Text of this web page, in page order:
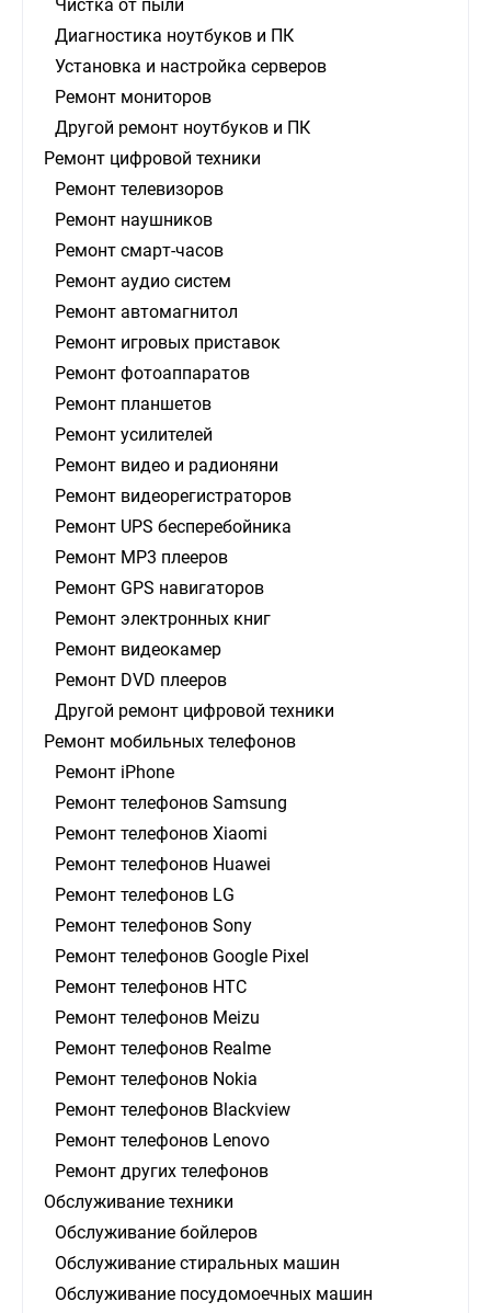
Чистка от пыли
Диагностика ноутбуков и ПК
Установка и настройка серверов
Ремонт мониторов
Другой ремонт ноутбуков и ПК
Ремонт цифровой техники
Ремонт телевизоров
Ремонт наушников
Ремонт смарт-часов
Ремонт аудио систем
Ремонт автомагнитол
Ремонт игровых приставок
Ремонт фотоаппаратов
Ремонт планшетов
Ремонт усилителей
Ремонт видео и радионяни
Ремонт видеорегистраторов
Ремонт UPS бесперебойника
Ремонт MP3 плееров
Ремонт GPS навигаторов
Ремонт электронных книг
Ремонт видеокамер
Ремонт DVD плееров
Другой ремонт цифровой техники
Ремонт мобильных телефонов
Ремонт iPhone
Ремонт телефонов Samsung
Ремонт телефонов Xiaomi
Ремонт телефонов Huawei
Ремонт телефонов LG
Ремонт телефонов Sony
Ремонт телефонов Google Pixel
Ремонт телефонов HTC
Ремонт телефонов Meizu
Ремонт телефонов Realme
Ремонт телефонов Nokia
Ремонт телефонов Blackview
Ремонт телефонов Lenovo
Ремонт других телефонов
Обслуживание техники
Обслуживание бойлеров
Обслуживание стиральных машин
Обслуживание посудомоечных машин